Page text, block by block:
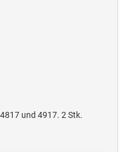
und 4917. 2 Stk.